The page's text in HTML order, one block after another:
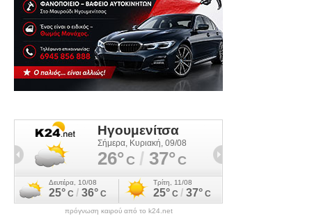
πρόγνωση καιρού από το k24.net